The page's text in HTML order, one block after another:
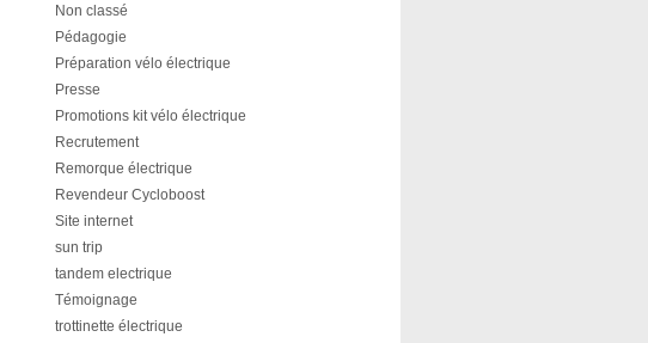
Non classé
Pédagogie
Préparation vélo électrique
Presse
Promotions kit vélo électrique
Recrutement
Remorque électrique
Revendeur Cycloboost
Site internet
sun trip
tandem electrique
Témoignage
trottinette électrique